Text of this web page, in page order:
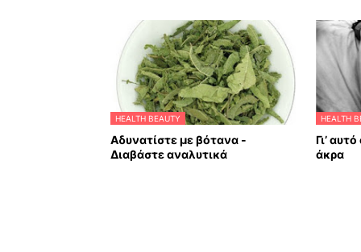
HEALTH BEAUTY
Αδυνατίστε με βότανα -
Διαβάστε αναλυτικά
HEALTH
Γι’
άκρα